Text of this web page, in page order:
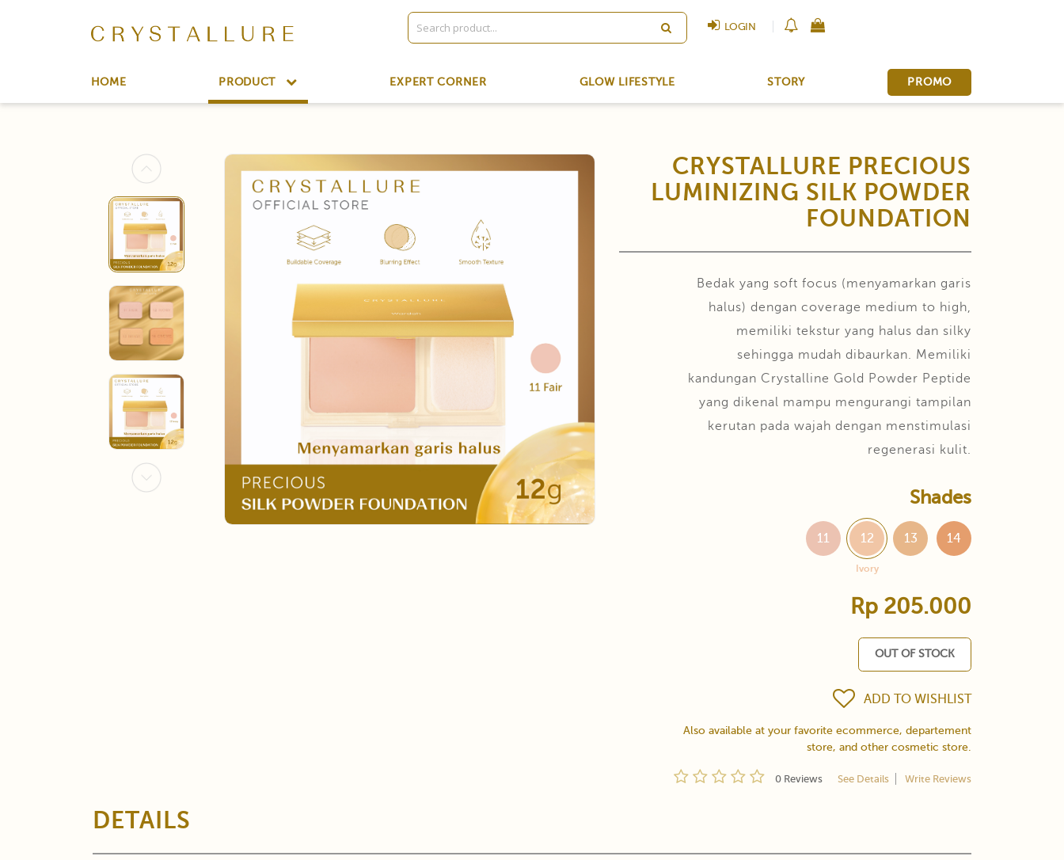
LOGIN
HOME PRODUCT EXPERT CORNER GLOW LIFESTYLE STORY PROMO
CRYSTALLURE PRECIOUS
LUMINIZING SILK POWDER
FOUNDATION
Bedak yang soft focus (menyamarkan garis
halus) dengan coverage medium to high,
memiliki tekstur yang halus dan silky
sehingga mudah dibaurkan. Memiliki
kandungan Crystalline Gold Powder Peptide
yang dikenal mampu mengurangi tampilan
kerutan pada wajah dengan menstimulasi
regenerasi kulit.
Shades
11 12
Ivory
13 14
Rp 205.000
OUT OF STOCK
ADD TO WISHLIST
Also available at your favorite ecommerce, departement
store, and other cosmetic store.
0 Reviews See Details Write Reviews
DETAILS